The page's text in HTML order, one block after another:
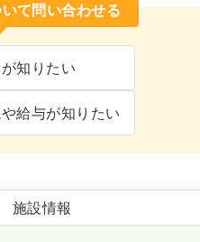
て問い合わせる
知りたい
給与が知りたい
幸楽の里
施設情報